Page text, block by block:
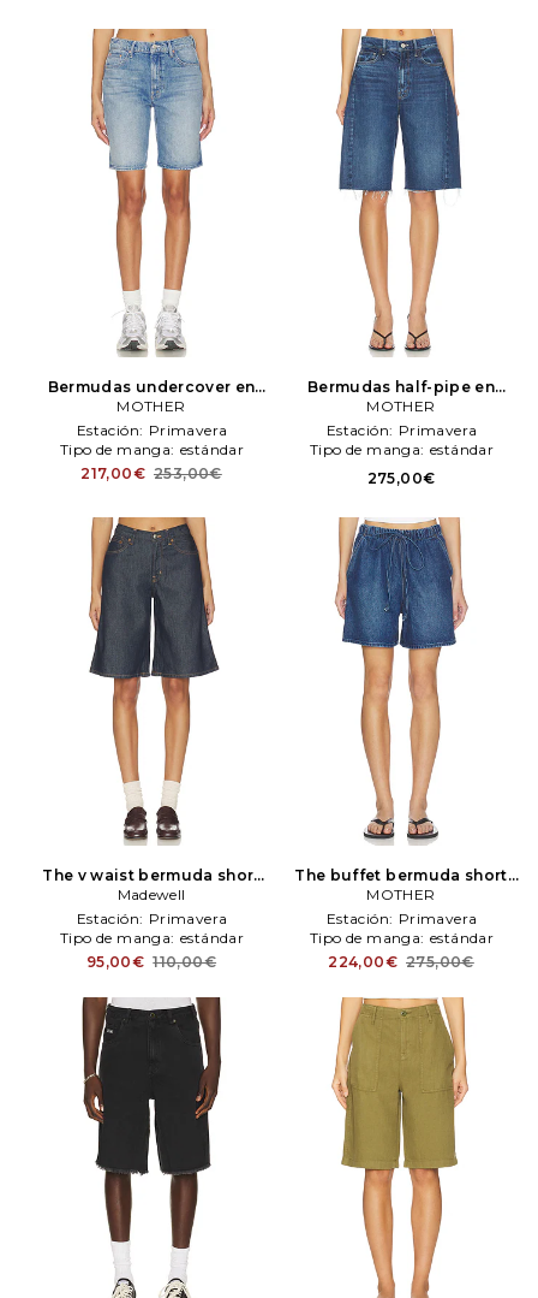
Bermudas undercover en
color azul MOTHER
MOTHER
Estación: Primavera
Tipo de manga: estándar
217,00€ 253,00€
Bermudas half-pipe en
color azul MOTHER
MOTHER
Estación: Primavera
Tipo de manga: estándar
275,00€
The v waist bermuda short
en airy denim en color azul
Madewell
Madewell
Estación: Primavera
Tipo de manga: estándar
95,00€ 110,00€
The buffet bermuda short
en color azul MOTHER
MOTHER
Estación: Primavera
Tipo de manga: estándar
224,00€ 275,00€